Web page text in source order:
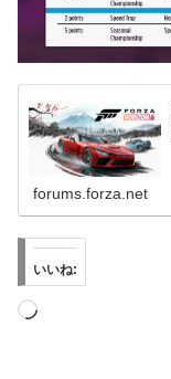
forums.forza.net
いいね:
読